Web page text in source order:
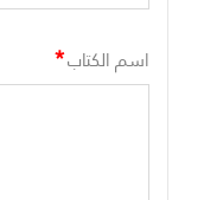
اسم الكتاب*